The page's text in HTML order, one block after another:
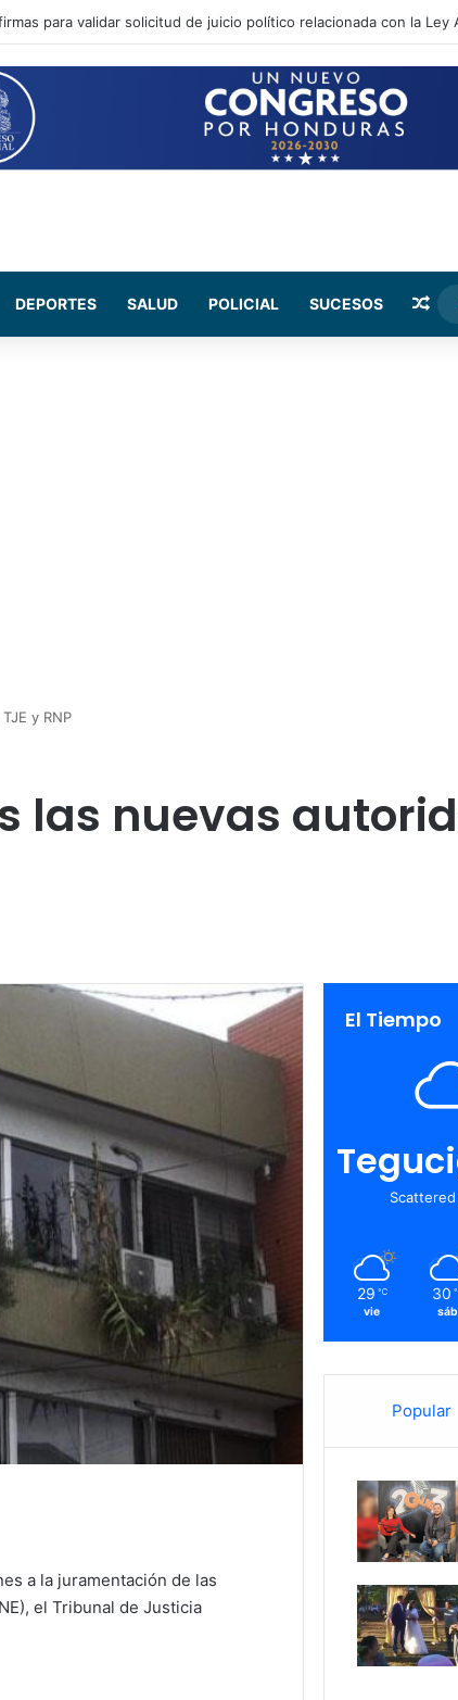
para validar solicitud de juicio político relacionada con la Ley
DEPORTES SALUD POLICIAL SUCESOS
y RNP
las nuevas
a la juramentación de las
el Tribunal de Justicia
El Tiempo
29 ℃
vie
30
sáb
Popular